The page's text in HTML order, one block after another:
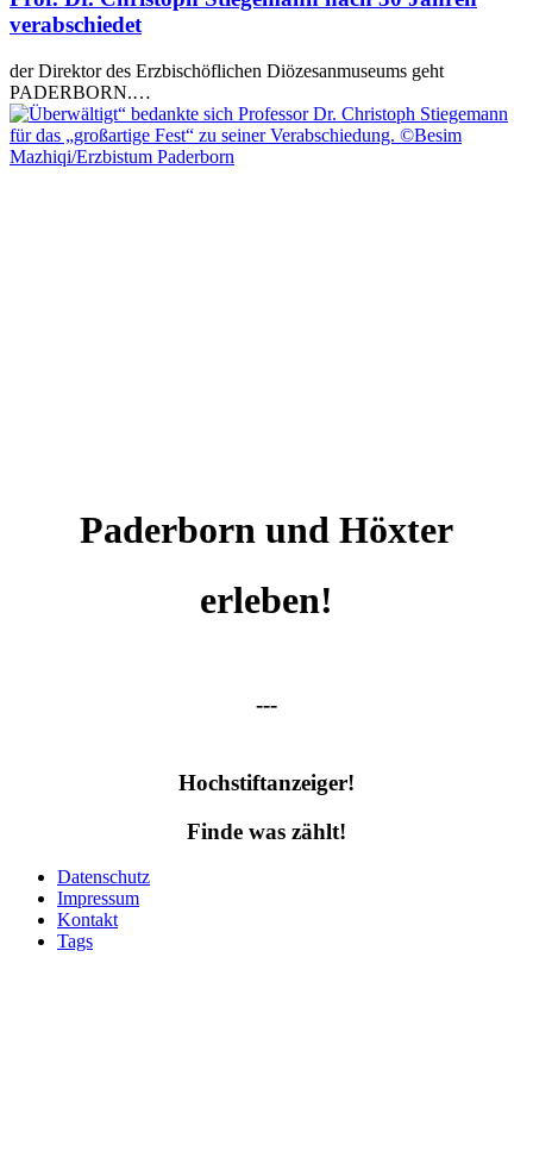
verabschiedet
der Direktor des Erzbischöflichen Diözesanmuseums geht
PADERBORN.…
Paderborn und Höxter
erleben!
---
Hochstiftanzeiger!
Finde was zählt!
Datenschutz
Impressum
Kontakt
Tags